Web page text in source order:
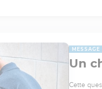
Un
Cette